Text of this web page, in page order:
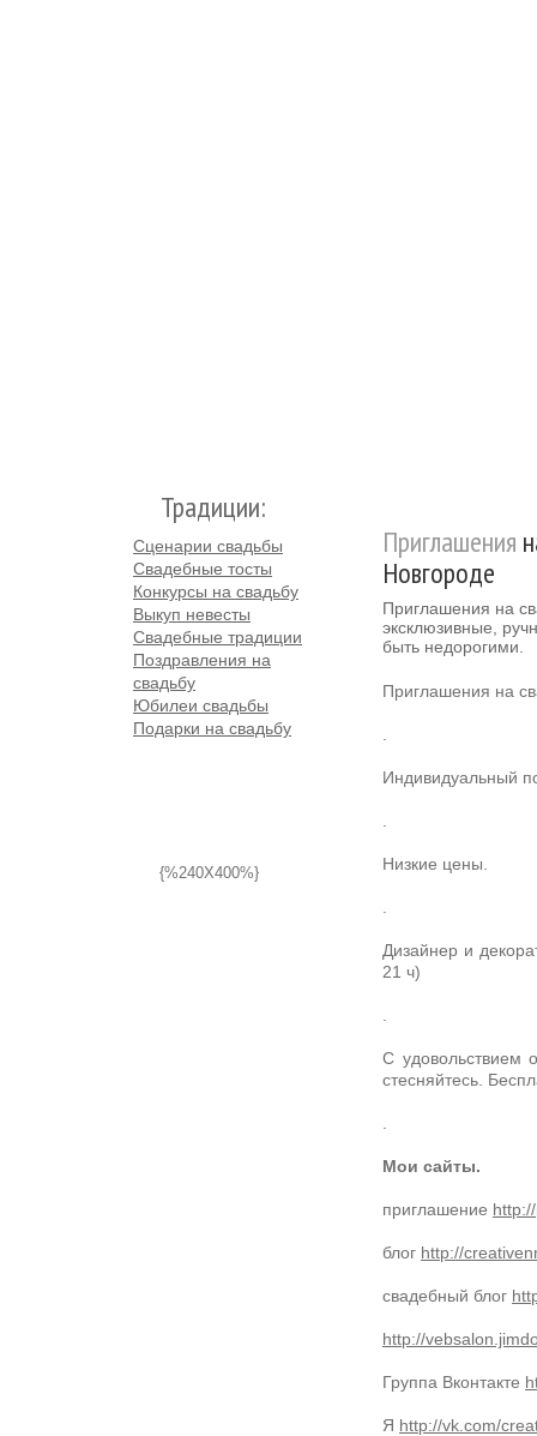
Традиции:
Сценарии свадьбы
Свадебные тосты
Конкурсы на свадьбу
Выкуп невесты
Свадебные традиции
Поздравления на
свадьбу
Юбилеи свадьбы
Подарки на свадьбу
{%240X400%}
Приглашения
Новгороде
Приглашения на
эксклюзивные,
быть недорогими.
Приглашения на
Индивидуальный
Низкие цены.
Дизайнер и
21 ч)
С удовольствием
стесняйтесь.
Мои сайты.
приглашение
блог http://
свадебный блог
http://
Группа Вконтакте
Я http://vk.com/